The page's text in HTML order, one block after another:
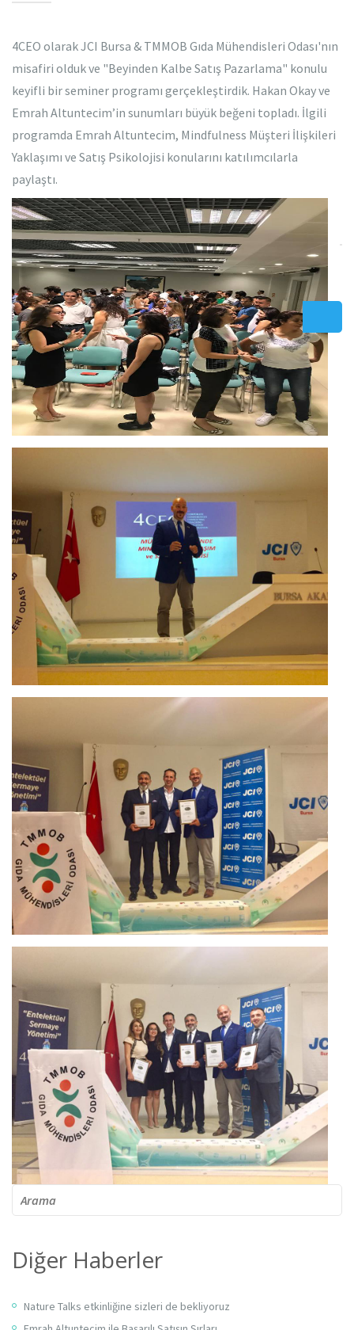
4CEO olarak JCI Bursa & TMMOB Gıda Mühendisleri Odası'nın
misafiri olduk ve "Beyinden Kalbe Satış Pazarlama" konulu
keyifli bir seminer programı gerçekleştirdik. Hakan Okay ve
Emrah Altuntecim’in sunumları büyük beğeni topladı. İlgili
programda Emrah Altuntecim, Mindfulness Müşteri İlişkileri
Yaklaşımı ve Satış Psikolojisi konularını katılımcılarla
paylaştı.
Arama
Diğer Haberler
Nature Talks etkinliğine sizleri de bekliyoruz